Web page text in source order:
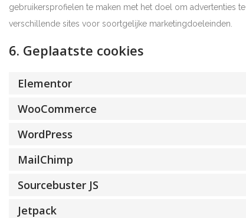
gebruikersprofielen te maken met het doel om advertenties
verschillende sites voor soortgelijke marketingdoeleinden.
6. Geplaatste cookies
Elementor
WooCommerce
WordPress
MailChimp
Sourcebuster JS
Jetpack